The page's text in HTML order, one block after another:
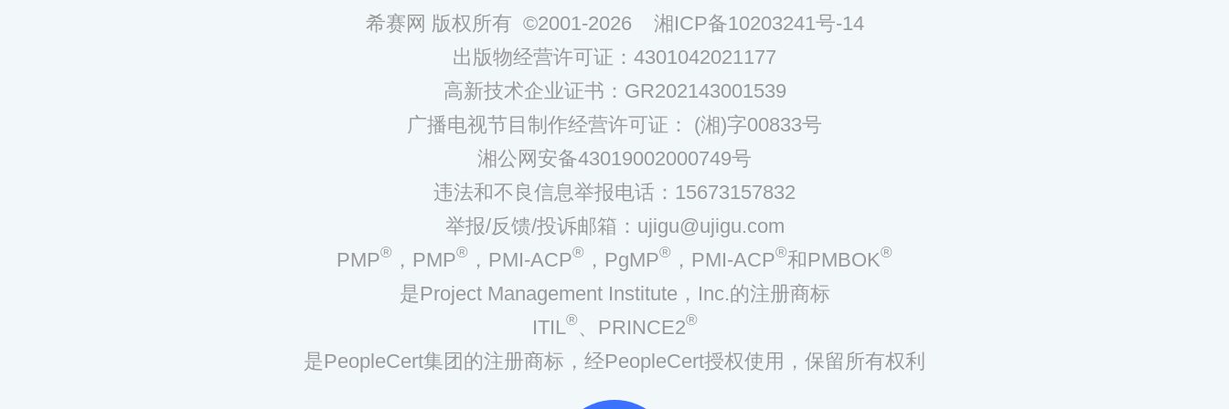
希赛网 版权所有 ©2001-2026 湘ICP备10203241号-14
出版物经营许可证：4301042021177
高新技术企业证书：GR202143001539
广播电视节目制作经营许可证： (湘)字00833号
湘公网安备43019002000749号
违法和不良信息举报电话：15673157832
举报/反馈/投诉邮箱：ujigu@ujigu.com
PMP® ，PMP® ，PMI-ACP® ，PgMP® ，PMI-ACP®和PMBOK®
是Project Management Institute，Inc.的注册商标
ITIL®、PRINCE2®
是PeopleCert集团的注册商标，经PeopleCert授权使用，保留所有权利